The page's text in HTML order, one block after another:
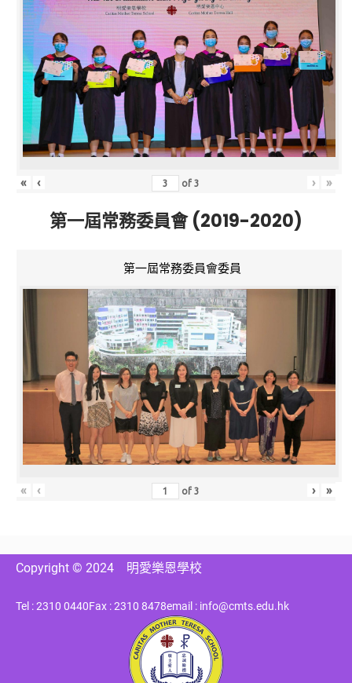
« ‹ of3 › »
第一屆常務委員會 (2019-2020)
第一屆常務委員會委員
« ‹ of3 › »
Copyright © 2024 明愛樂恩學校
Tel : 2310 0440Fax : 2310 8478email : info@cmts.edu.hk